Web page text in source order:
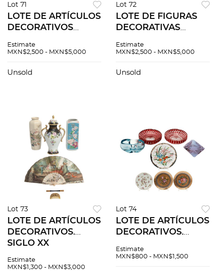
Lot 71
LOTE DE ARTÍCULOS
DECORATIVOS
orígenes Elaborados
policromada
Estimate
MXN$2,500 - MXN$5,000
Unsold
Lot 72
LOTE DE FIGURAS
DECORATIVAS
SIGLO XX Elaboradas
policromada
Estimate
MXN$2,500 - MXN$5,000
Unsold
Lot 73
LOTE DE ARTÍCULOS
DECORATIVOS.
SIGLO XX
porcelana
Estimate
MXN$1,300 - MXN$3,000
Lot 74
LOTE DE ARTÍCULOS
DECORATIVOS.
Elaborados en
Estimate
MXN$800 - MXN$1,500